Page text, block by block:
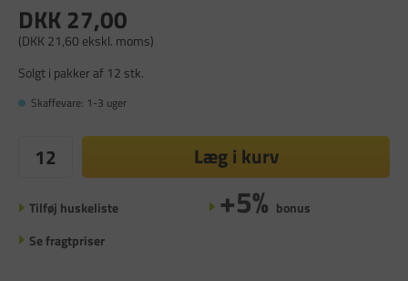
DKK 27,00
(DKK 21,60 ekskl. moms)
Solgt i pakker af 12 stk.
Skaffevare: 1-3 uger
Læg i kurv
Tilføj huskeliste +5% bonus
Se fragtpriser